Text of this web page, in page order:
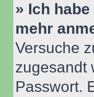
» Ich
mehr
Versuche
zugesandt
Passwort.